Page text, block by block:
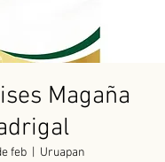
Magaña
feb Uruapan